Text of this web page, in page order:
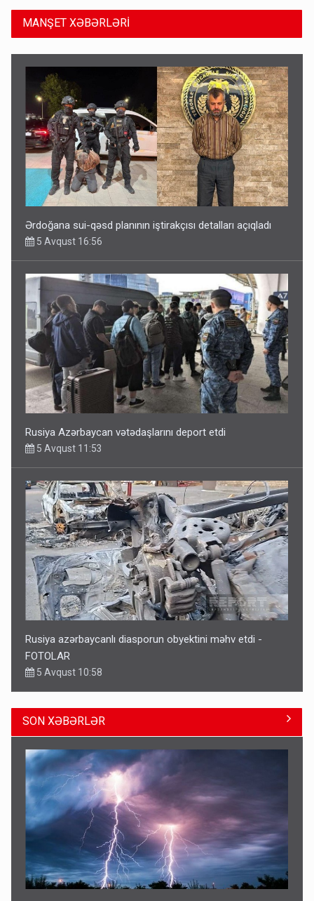
MANŞET XƏBƏRLƏRİ
Ərdoğana sui-qəsd planının iştirakçısı detalları açıqladı
5 Avqust 16:56
Rusiya Azərbaycan vətədaşlarını deport etdi
5 Avqust 11:53
Rusiya azərbaycanlı diasporun obyektini məhv etdi -
FOTOLAR
5 Avqust 10:58
Əhaliyə hava ilə bağlı VACİB XƏBƏRDARLIQ - Saat 11:00-
dan…
SON XƏBƏRLƏR